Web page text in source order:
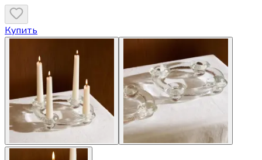
Купить